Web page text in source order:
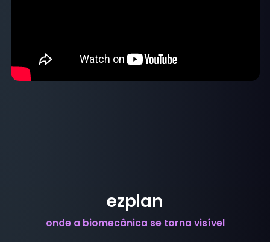
ezplan
onde a biomecânica se torna visível